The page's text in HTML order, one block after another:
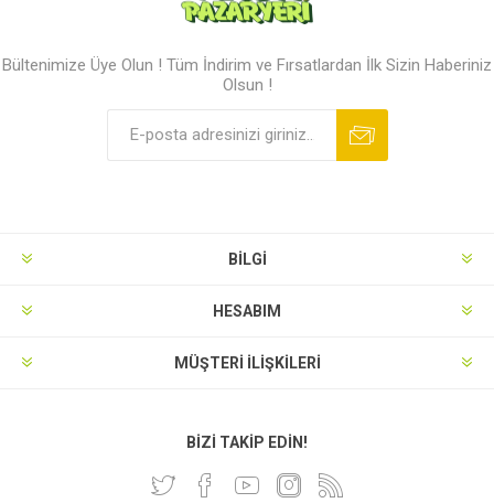
Bültenimize Üye Olun ! Tüm İndirim ve Fırsatlardan İlk Sizin Haberiniz
Olsun !
BILGI
HESABIM
MÜŞTERI İLIŞKILERI
BIZI TAKIP EDIN!